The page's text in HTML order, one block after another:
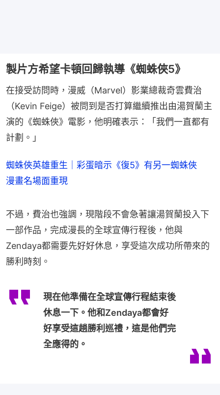
製片方希望卡頓回歸執導《蜘蛛俠5》
在接受訪問時，漫威（Marvel）影業總裁奇雲費治
（Kevin Feige）被問到是否打算繼續推出由湯賀蘭主
演的《蜘蛛俠》電影，他明確表示：「我們一直都有
計劃。」
蜘蛛俠英雄重生｜彩蛋暗示《復5》有另一蜘蛛俠
漫畫名場面重現
不過，費治也強調，現階段不會急著讓湯賀蘭投入下
一部作品，完成漫長的全球宣傳行程後，他與
Zendaya都需要先好好休息，享受這次成功所帶來的
勝利時刻。
現在他準備在全球宣傳行程結束後
休息一下。他和Zendaya都會好
好享受這趟勝利巡禮，這是他們完
全應得的。